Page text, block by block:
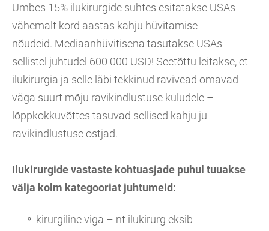
Umbes 15% ilukirurgide suhtes esitatakse USAs
vähemalt kord aastas kahju hüvitamise
nõudeid. Mediaanhüvitisena tasutakse USAs
sellistel juhtudel 600 000 USD! Seetõttu leitakse, et
ilukirurgia ja selle läbi tekkinud ravivead omavad
väga suurt mõju ravikindlustuse kuludele –
lõppkokkuvõttes tasuvad sellised kahju ju
ravikindlustuse ostjad.
Ilukirurgide vastaste kohtuasjade puhul tuuakse
välja kolm kategooriat juhtumeid:
kirurgiline viga – nt ilukirurg eksib